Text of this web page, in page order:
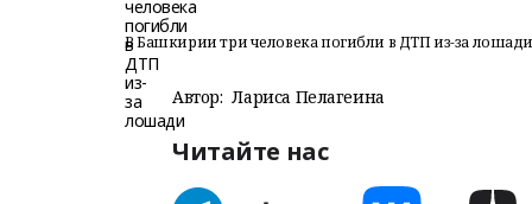
В Башкирии три человека погибли в ДТП из-за лошади
Автор: Лариса Пелагеина
Читайте нас